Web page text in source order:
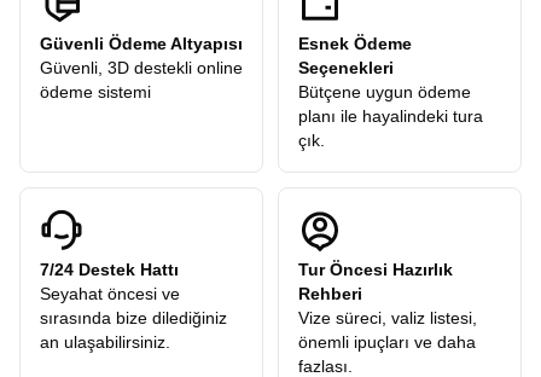
Güvenli Ödeme Altyapısı
Güvenli, 3D destekli online
ödeme sistemi
Esnek Ödeme
Seçenekleri
Bütçene uygun ödeme
planı ile hayalindeki tura
çık.
7/24 Destek Hattı
Seyahat öncesi ve
sırasında bize dilediğiniz
an ulaşabilirsiniz.
Tur Öncesi Hazırlık
Rehberi
Vize süreci, valiz listesi,
önemli ipuçları ve daha
fazlası.